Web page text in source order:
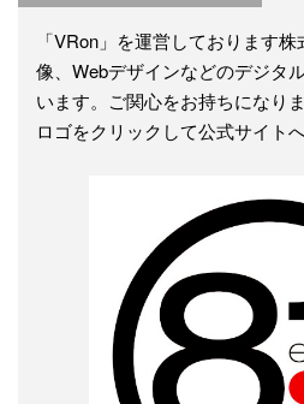
「VRon」を運営しております
像、Webデザインなどのデジタ
います。ご関心をお持ちになり
ロゴをクリックして公式サイト